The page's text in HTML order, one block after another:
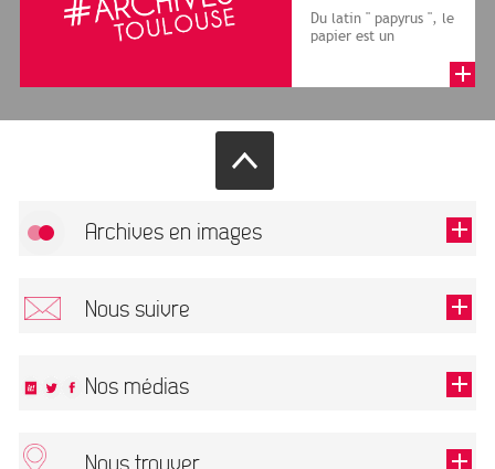
Du latin " papyrus ", le
papier est un
végétales réduite...
Archives en images
Nous suivre
Nos médias